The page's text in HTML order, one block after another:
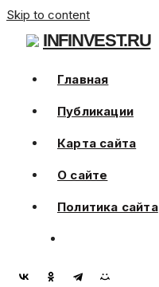
Skip to content
INFINVEST.RU
Главная
Публикации
Карта сайта
О сайте
Политика сайта